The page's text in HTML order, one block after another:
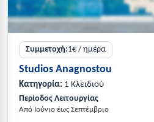
Συμμετοχή:1€ / ημέρα
Studios Anagnostou
Κατηγορία: 1 Κλειδιού
Περίοδος Λειτουργίας
Από Ιούνιο έως Σεπτέμβριο